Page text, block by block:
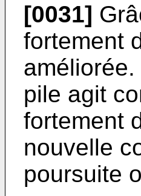
[0031]
fortement
pile agit
fortement
nouvelle
poursuite